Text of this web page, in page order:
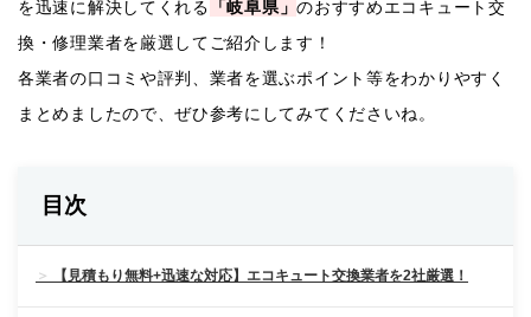
を迅速に解決してくれる
「岐阜県」のおすすめエコキュート交
換・修理業者を厳選してご紹介します！
各業者の口コミや評判、業者を選ぶポイント等をわかりやすく
まとめましたので、ぜひ参考にしてみてくださいね。
目次
【見積もり無料+迅速な対応】エコキュート交換業者を2社厳選！